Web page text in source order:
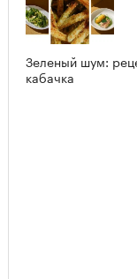
Зеленый шум:
кабачка